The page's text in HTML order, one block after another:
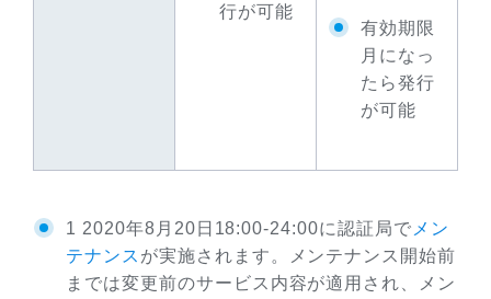
行が可能
有効期限
月になっ
たら発行
が可能
1 2020年8月20日18:00-24:00に認証局で メン
テナンス が実施されます。メンテナンス開始前
までは変更前のサービス内容が適用され、メン